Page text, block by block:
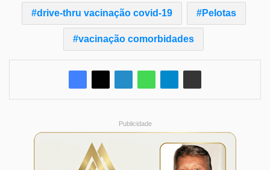
drive-thru vacinação covid-19 Pelotas
vacinação comorbidades
Publicidade